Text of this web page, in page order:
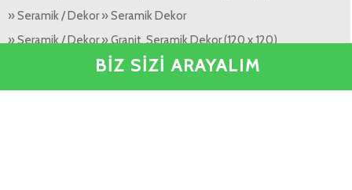
BİZ SİZİ ARAYALIM
» Seramik / Dekor » Seramik Dekor
» Seramik / Dekor » Granit, Seramik Dekor (120 x 120)
» Seramik / Dekor » Granit, Seramik Dekor (120 x 180)
Popüler Ürünler »